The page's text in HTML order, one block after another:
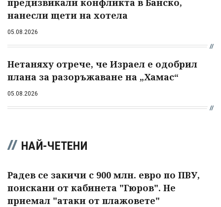
нанесли щети на хотела
05.08.2026
Нетаняху отрече, че Израел е одобрил
плана за разоръжаване на „Хамас“
05.08.2026
НАЙ-ЧЕТЕНИ
Радев се закичи с 900 млн. евро по ПВУ,
поискани от кабинета "Гюров". Не
приемал "атаки от плажовете"